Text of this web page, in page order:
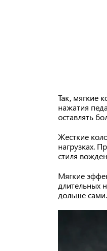
Так, мягкие
нажатия
оставлять
Жесткие
нагрузках.
стиля
Мягкие
длительных
дольше сами.